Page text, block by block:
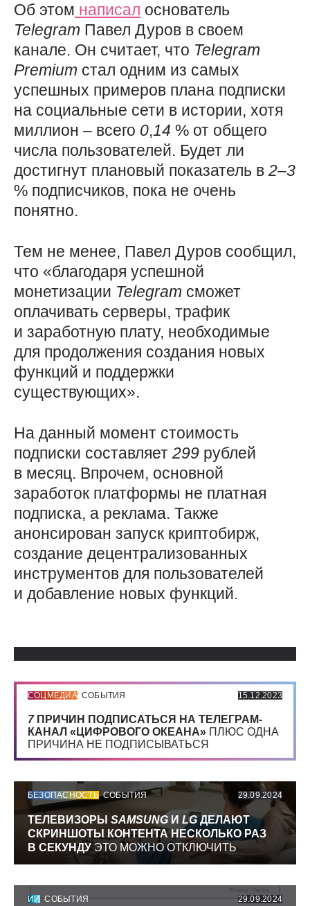
Об этом написал основатель
Telegram Павел Дуров в своем
канале. Он считает, что Telegram
Premium стал одним из самых
успешных примеров плана подписки
на социальные сети в истории, хотя
миллион – всего 0,14 % от общего
числа пользователей. Будет ли
достигнут плановый показатель в 2–3
% подписчиков, пока не очень
понятно.
Тем не менее, Павел Дуров сообщил,
что «благодаря успешной
монетизации Telegram сможет
оплачивать серверы, трафик
и заработную плату, необходимые
для продолжения создания новых
функций и поддержки
существующих».
На данный момент стоимость
подписки составляет 299 рублей
в месяц. Впрочем, основной
заработок платформы не платная
подписка, а реклама. Также
анонсирован запуск криптобирж,
создание децентрализованных
инструментов для пользователей
и добавление новых функций.
СОЦМЕДИА СОБЫТИЯ 15.12.2023
7 ПРИЧИН ПОДПИСАТЬСЯ НА ТЕЛЕГРАМ-
КАНАЛ «ЦИФРОВОГО ОКЕАНА» ПЛЮС ОДНА
ПРИЧИНА НЕ ПОДПИСЫВАТЬСЯ
БЕЗОПАСНОСТЬ СОБЫТИЯ 29.09.2024
ТЕЛЕВИЗОРЫ SAMSUNG И LGДЕЛАЮТ
СКРИНШОТЫ КОНТЕНТА НЕСКОЛЬКО РАЗ
В СЕКУНДУЭТО МОЖНО ОТКЛЮЧИТЬ
ИИ СОБЫТИЯ 29.09.2024